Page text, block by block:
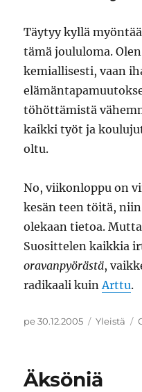
Täytyy kyllä
tämä joululoma.
kemiallisesti, vaan
töhöttämistä
kaikki työt ja
oltu.
No, viikonloppu on
kesän teen töitä,
olekaan tietoa.
Suosittelen kaikkia
oravanpyörästä,
radikaali kuinArttu.
Julkaistu
pe 30.12.2005 Yleistä
Äksöniä